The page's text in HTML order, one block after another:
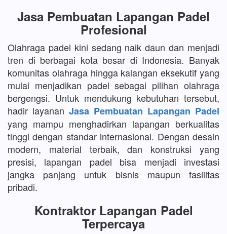
Jasa Pembuatan Lapangan Padel
Profesional
Olahraga padel kini sedang naik daun dan menjadi
tren di berbagai kota besar di Indonesia. Banyak
komunitas olahraga hingga kalangan eksekutif yang
mulai menjadikan padel sebagai pilihan olahraga
bergengsi. Untuk mendukung kebutuhan tersebut,
hadir layanan Jasa Pembuatan Lapangan Padel
yang mampu menghadirkan lapangan berkualitas
tinggi dengan standar internasional. Dengan desain
modern, material terbaik, dan konstruksi yang
presisi, lapangan padel bisa menjadi investasi
jangka panjang untuk bisnis maupun fasilitas
pribadi.
Kontraktor Lapangan Padel
Terpercaya